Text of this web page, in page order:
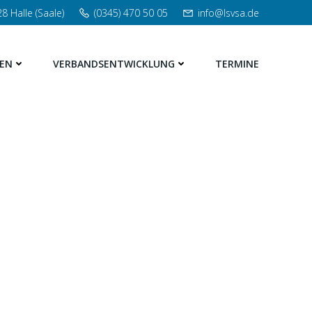
Halle (Saale) (0345) 470 50 05 info@lsvsa.de
VERBANDSENTWICKLUNG TERMINE